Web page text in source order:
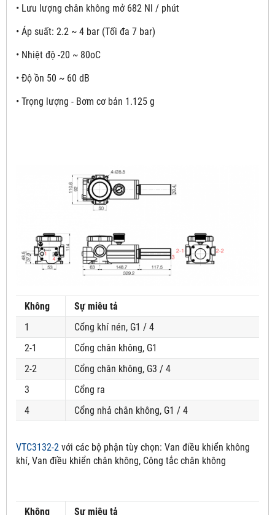
• Lưu lượng chân không mở 682 Nl / phút
• Áp suất: 2.2 ~ 4 bar (Tối đa 7 bar)
• Nhiệt độ -20 ~ 80oC
• Độ ồn 50 ~ 60 dB
• Trọng lượng - Bơm cơ bản 1.125 g
Không
Sự miêu tả
1
Cổng khí nén, G1 / 4
2-1
Cổng chân không, G1
2-2
Cổng chân không, G3 / 4
3
Cổng ra
4
Cổng nhả chân không, G1 / 4
VTC3132-2 với các bộ phận tùy chọn: Van điều khiển không
khí, Van điều khiển chân không, Công tắc chân không
Không Sự miêu tả